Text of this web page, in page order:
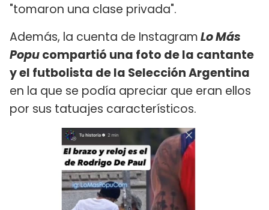
"tomaron una clase privada".
Además, la cuenta de InstagramLo Más
Popucompartió una foto de la cantante
y el futbolista de la Selección Argentina
en la que se podía apreciar que eran ellos
por sus tatuajes característicos.